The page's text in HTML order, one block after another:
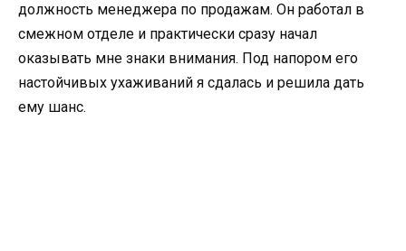
должность менеджера по продажам. Он работал в
смежном отделе и практически сразу начал
оказывать мне знаки внимания. Под напором его
настойчивых ухаживаний я сдалась и решила дать
ему шанс.